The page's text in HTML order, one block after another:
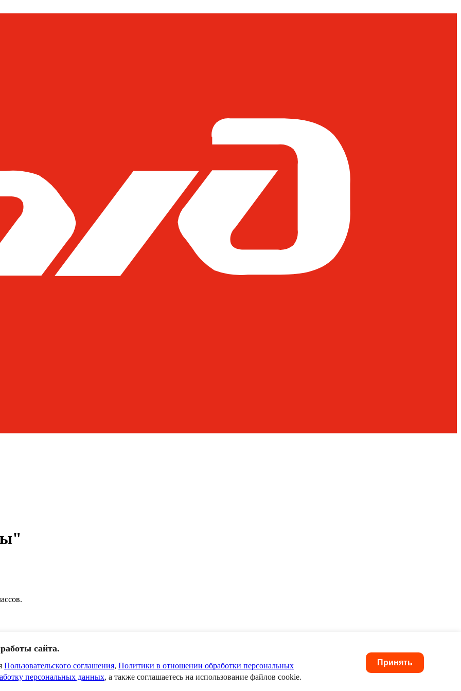
персональных данных
сайта.
Пользовательского соглашения, Политики в отношении обработки персональных
персональных данных, а также соглашаетесь на использование файлов cookie.
Принять